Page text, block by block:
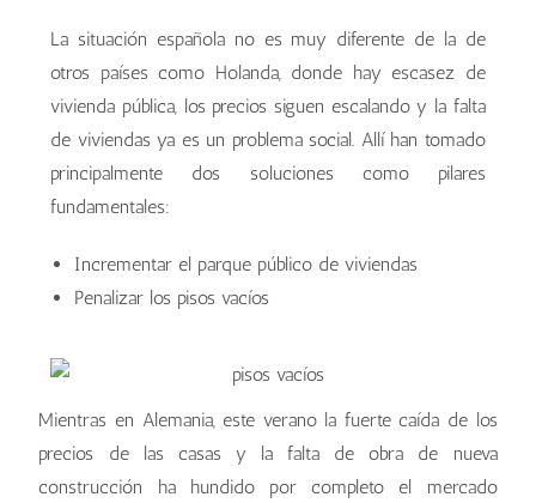
La situación española no es muy diferente de la de
otros países como Holanda, donde hay escasez de
vivienda pública, los precios siguen escalando y la falta
de viviendas ya es un problema social. Allí han tomado
principalmente dos soluciones como pilares
fundamentales:
Incrementar el parque público de viviendas
Penalizar los pisos vacíos
Mientras en Alemania, este verano la fuerte caída de los
precios de las casas y la falta de obra de nueva
construcción ha hundido por completo el mercado